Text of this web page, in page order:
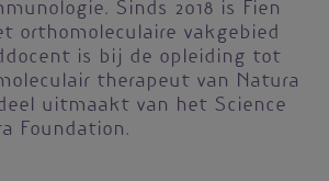
Sinds 2018 is Fien
orthomoleculaire vakgebied
is bij de opleiding tot
therapeut van Natura
uitmaakt van het Science
Foundation.